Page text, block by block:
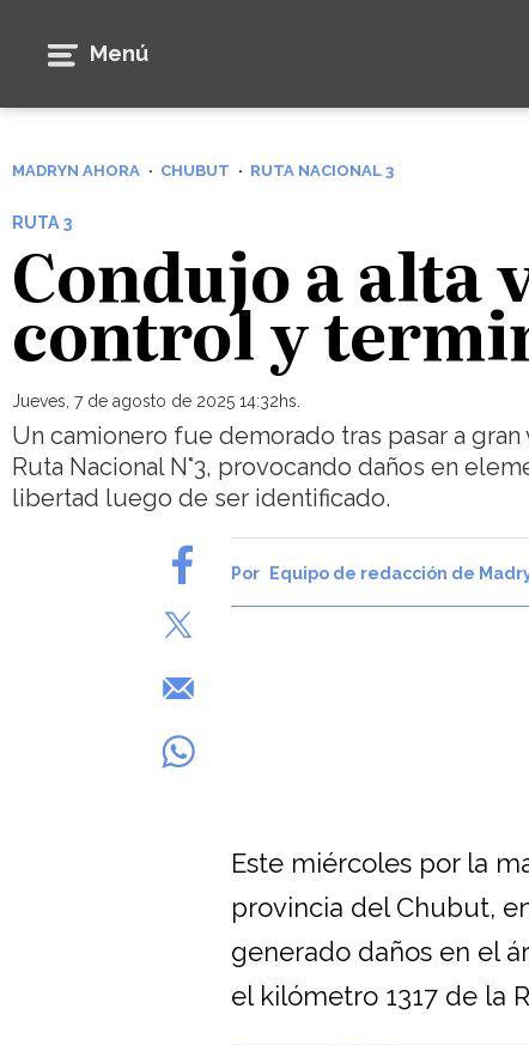
Menú
MADRYN AHORA CHUBUT RUTA NACIONAL 3
RUTA 3
Condujo a alta
control y
Jueves, 7 de agosto de 2025 14:32hs.
Un camionero fue demorado tras pasar a
Ruta Nacional N°3, provocando daños en
libertad luego de ser identificado.
Equipo de redacción de
Este miércoles por la
provincia del Chubut,
generado daños en el
el kilómetro 1317 de la